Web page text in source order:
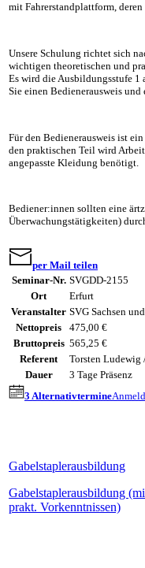
mit Fahrerstandplattform,
Unsere Schulung richtet sich
wichtigen theoretischen und
Es wird die Ausbildungsstufe 1
Sie einen Bedienerausweis
Für den Bedienerausweis ist
den praktischen Teil wird
angepasste Kleidung benötigt.
Bediener:innen sollten eine
Überwachungstätigkeiten)
per Mail teilen
Seminar-Nr. SVGDD-2155
Ort
Erfurt
Veranstalter SVG Sachsen
Nettopreis
475,00 €
Bruttopreis 565,25 €
Referent
Torsten Ludewig
Dauer
3 Tage Präsenz
3 Alternativtermine
Gabelstaplerausbildung
Gabelstaplerausbildung
prakt. Vorkenntnissen)